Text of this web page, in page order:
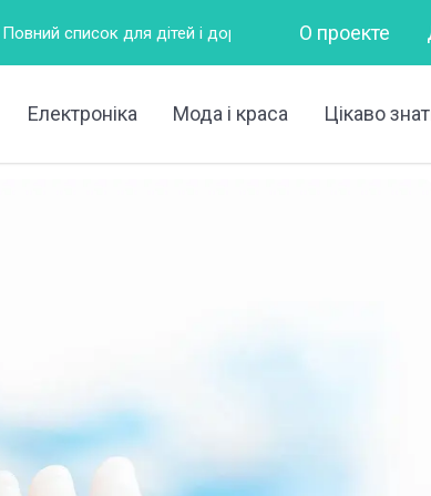
і дорослих Горизонтально – це як? Що
О проекте
Електроніка Мода і краса Цікаво